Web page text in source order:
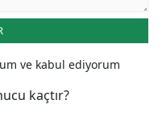
ve kabul ediyorum
kaçtır?